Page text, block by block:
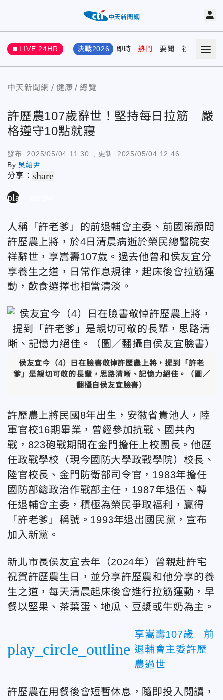
LIVE 24HR 決戰2026 即時 熱門 要聞 社會 娛樂
中天新聞網 健康 總覽
許歷農107歲辭世！堅持每日拉筋 嚴
格遵守10點就寢
發布: 2025/05/04 11:30 , 更新: 2025/05/04 12:46
By吳紹尹
分享：share
play_arrow
人稱「許老爹」的前退輔會主委、前國策顧問
許歷農上將，於4日清晨病逝於榮民總醫院安
祥辭世，享嵩壽107歲。過去他曾和侯友宜分
享養生之道，日常作息規律， 起床後會拉筋運
動，飲食選擇也相當清淡。
侯友宜今（4）日在臉書敬悼許歷農上將，提到「許老
爹」是親切可敬的長輩，思路清晰、記憶力絕佳。（圖／
翻攝自侯友宜臉書）
許歷農上將民國8年出生，安徽省貴池人，陸
軍官校16期畢業，曾經參加抗戰、國共內
戰，823砲戰期間在金門擔任上校團長。他歷
任政戰學校（現今國防大學政戰學院）校長、
陸官校長、金門防衛部司令官，1983年擔任
國防部總政治作戰部主任，1987年退伍、轉
任退輔會主委，積極為榮民爭取福利，贏得
「許老爹」稱號。1993年退出國民黨，宣布
加入新黨。
新北市長侯友宜去年（2024年）曾親赴許宅
祝賀許歷農生日，並分享許歷農和他分享的養
生之道，每天清晨起床後會進行拉筋運動，早
餐以堅果、茶葉蛋、地瓜、豆漿或牛奶為主。
play_circle_outline
享嵩壽107歲 前
退輔會主委許歷
農過世
許歷農在用餐後會短暫休息，隨即投入閱讀，